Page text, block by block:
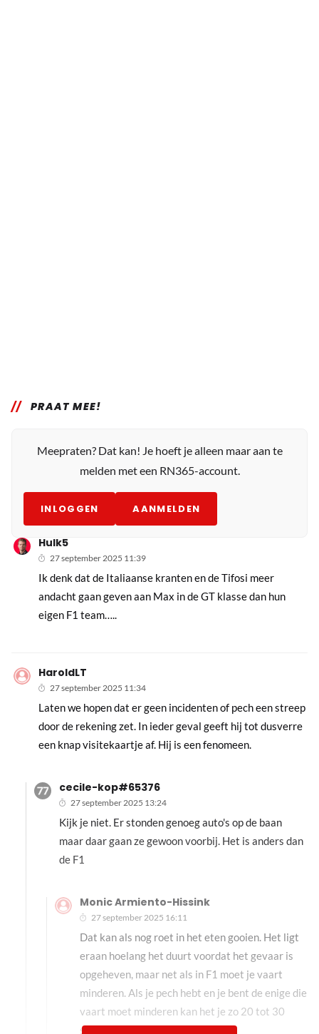
PRAAT MEE!
Meepraten? Dat kan! Je hoeft je alleen maar aan te
melden met een RN365-account.
INLOGGEN AANMELDEN
HaroldLT
27 september 2025 11:34
Laten we hopen dat er geen incidenten of pech een streep
door de rekening zet. In ieder geval geeft hij tot dusverre
een knap visitekaartje af. Hij is een fenomeen.
cecile-kop#65376
27 september 2025 13:24
Kijk je niet. Er stonden genoeg auto's op de baan
maar daar gaan ze gewoon voorbij. Het is anders dan
de F1
Monic Armiento-Hissink
27 september 2025 16:11
Dat kan als nog roet in het eten gooien. Het ligt
eraan hoelang het duurt voordat het gevaar is
opgeheven, maar net als in F1 moet je vaart
minderen. Als je pech hebt en je bent de enige die
vaart moet minderen kan het je zo 20 tot 30
seconde op een ronde schelen.
Hulk5
27 september 2025 11:39
Ik denk dat de Italiaanse kranten en de Tifosi meer
andacht gaan geven aan Max in de GT klasse dan hun
eigen F1 team…..